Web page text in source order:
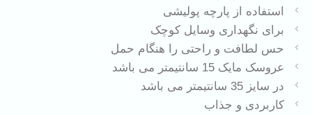
استفاده از پارچه پولیشی
برای نگهداری وسایل کوچک
حس لطافت و راحتی را هنگام حمل
عروسک مایک 15 سانتیمتر می باشد
در سایز 35 سانتیمتر می باشد
کاربردی و جذاب